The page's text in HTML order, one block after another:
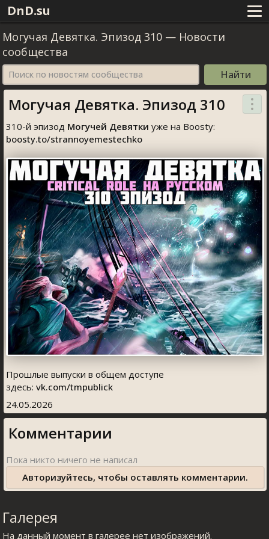
DnD.su
Могучая Девятка. Эпизод 310 — Новости
сообщества
Поиск по новостям сообщества
Могучая Девятка. Эпизод 310
310-й эпизод Могучей Девятки уже на Boosty:
boosty.to/strannoyemestechko
Прошлые выпуски в общем доступе
здесь: vk.com/tmpublick
24.05.2026
Комментарии
Авторизуйтесь, чтобы оставлять комментарии.
Галерея
На данный момент в галерее нет изображений.